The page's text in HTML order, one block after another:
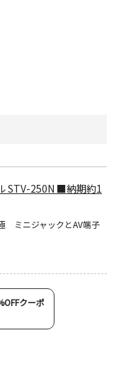
STV-250N ■納期約1
ミニジャックとAV端子
クーポ